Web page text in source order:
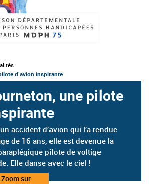
d’avion inspirante
une pilote
accident d’avion qui l’a rendue
de 16 ans, elle est devenue la
pilote de voltige
Elle danse avec le ciel !
sur